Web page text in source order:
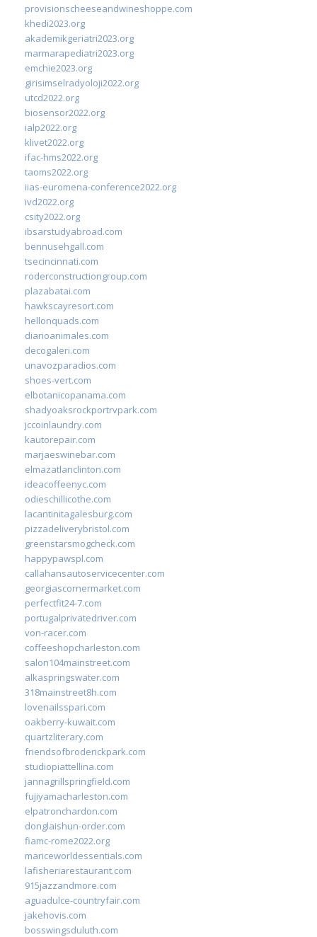
provisionscheeseandwineshoppe.com
khedi2023.org
akademikgeriatri2023.org
marmarapediatri2023.org
emchie2023.org
girisimselradyoloji2022.org
utcd2022.org
biosensor2022.org
ialp2022.org
klivet2022.org
ifac-hms2022.org
taoms2022.org
iias-euromena-conference2022.org
ivd2022.org
csity2022.org
ibsarstudyabroad.com
bennusehgall.com
tsecincinnati.com
roderconstructiongroup.com
plazabatai.com
hawkscayresort.com
hellonquads.com
diarioanimales.com
decogaleri.com
unavozparadios.com
shoes-vert.com
elbotanicopanama.com
shadyoaksrockportrvpark.com
jccoinlaundry.com
kautorepair.com
marjaeswinebar.com
elmazatlanclinton.com
ideacoffeenyc.com
odieschillicothe.com
lacantinitagalesburg.com
pizzadeliverybristol.com
greenstarsmogcheck.com
happypawspl.com
callahansautoservicecenter.com
georgiascornermarket.com
perfectfit24-7.com
portugalprivatedriver.com
von-racer.com
coffeeshopcharleston.com
salon104mainstreet.com
alkaspringswater.com
318mainstreet8h.com
lovenailsspari.com
oakberry-kuwait.com
quartzliterary.com
friendsofbroderickpark.com
studiopiattellina.com
jannagrillspringfield.com
fujiyamacharleston.com
elpatronchardon.com
donglaishun-order.com
fiamc-rome2022.org
mariceworldessentials.com
lafisheriarestaurant.com
915jazzandmore.com
aguadulce-countryfair.com
jakehovis.com
bosswingsduluth.com